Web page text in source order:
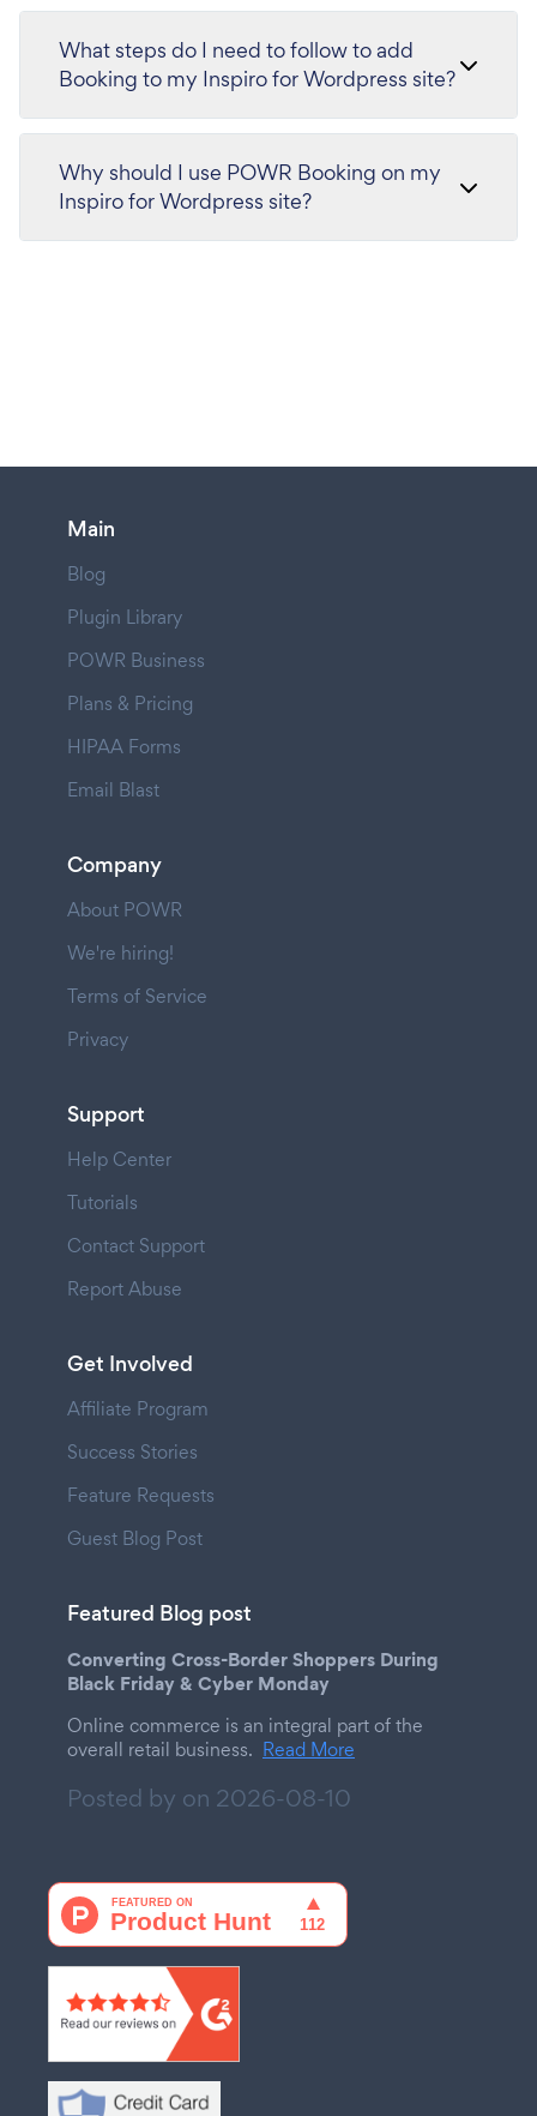
What steps do I need to follow to add
Booking to my Inspiro for Wordpress site?
Why should I use POWR Booking on my
Inspiro for Wordpress site?
Main
Blog
Plugin Library
POWR Business
Plans & Pricing
HIPAA Forms
Email Blast
Company
About POWR
We're hiring!
Terms of Service
Privacy
Support
Help Center
Tutorials
Contact Support
Report Abuse
Get Involved
Affiliate Program
Success Stories
Feature Requests
Guest Blog Post
Featured Blog post
Converting Cross-Border Shoppers During
Black Friday & Cyber Monday
Online commerce is an integral part of the
overall retail business. Read More
Posted by on 2026-08-10